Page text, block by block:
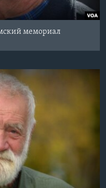
мемориал